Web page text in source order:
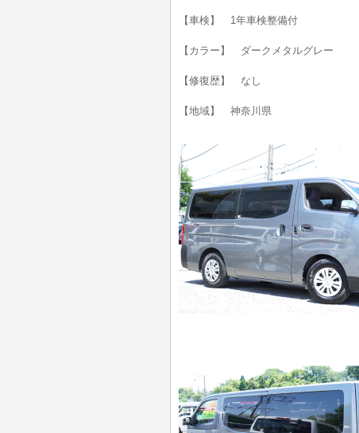
【車検】 1年車検整備付
【カラー】 ダークメタルグレー
【修復歴】 なし
【地域】 神奈川県